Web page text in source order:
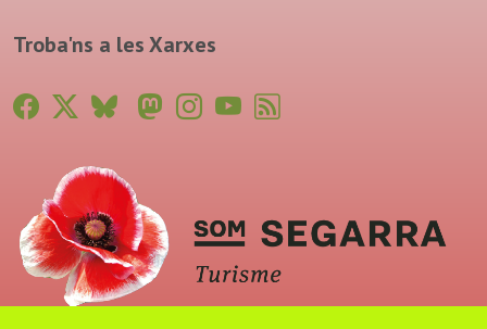
Troba'ns a les Xarxes